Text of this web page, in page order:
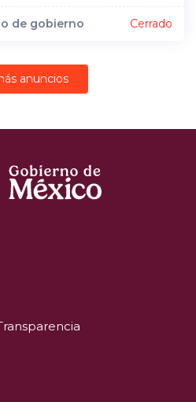
de gobierno Cerrado
anuncios